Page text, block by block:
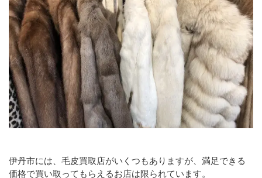
伊丹市には、毛皮買取店がいくつもありますが、満足できる
価格で買い取ってもらえるお店は限られています。